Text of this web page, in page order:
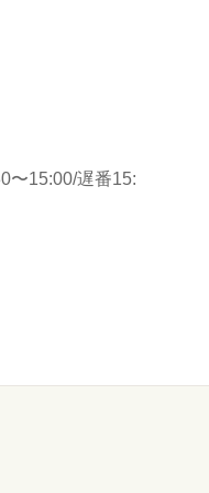
〜15:00/遅番15: